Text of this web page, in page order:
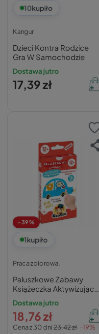
10kupiło
Kangur
Dzieci Kontra Rodzice
Gra W Samochodzie
Dostawa jutro
17,39 zł
-39%
1kupiło
Praca zbiorowa,
Paluszkowe Zabawy
Książeczka Aktywizująca
Dla Dzieci 12M+ CzuCzu
Dostawa jutro
Cena z 30 dni23,42 zł -19%
18,76 zł